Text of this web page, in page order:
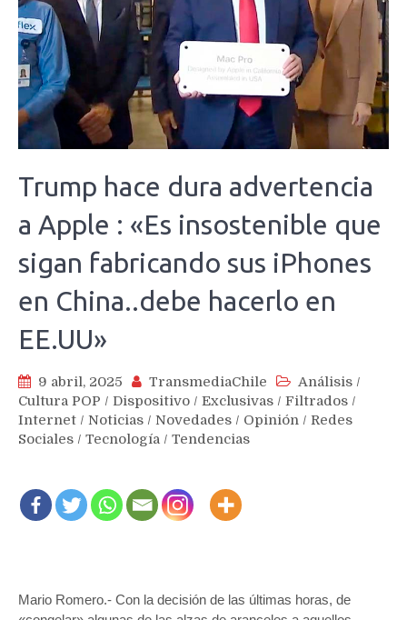
Trump hace dura advertencia
a Apple : «Es insostenible que
sigan fabricando sus iPhones
en China..debe hacerlo en
EE.UU»
9 abril, 2025 TransmediaChile Análisis /
Cultura POP / Dispositivo / Exclusivas / Filtrados /
Internet / Noticias / Novedades / Opinión / Redes
Sociales / Tecnología / Tendencias
Mario Romero.- Con la decisión de las últimas horas, de